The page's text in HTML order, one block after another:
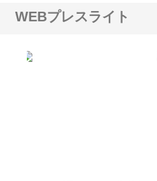
WEBプレスライト